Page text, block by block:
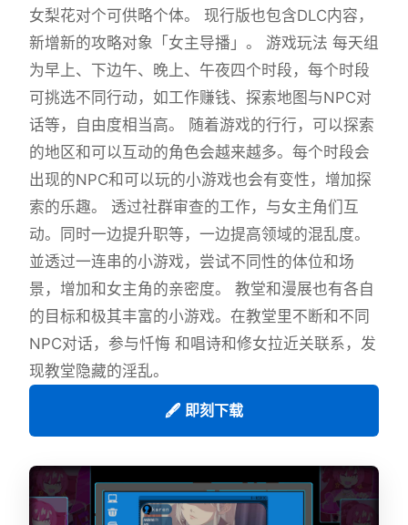
女梨花对个可供略个体。 现行版也包含DLC内容，
新增新的攻略对象「女主导播」。 游戏玩法 每天组
为早上、下边午、晚上、午夜四个时段，每个时段
可挑选不同行动，如工作赚钱、探索地图与NPC对
话等，自由度相当高。 随着游戏的行行，可以探索
的地区和可以互动的角色会越来越多。每个时段会
出现的NPC和可以玩的小游戏也会有变性，增加探
索的乐趣。 透过社群审查的工作，与女主角们互
动。同时一边提升职等，一边提高领域的混乱度。
並透过一连串的小游戏，尝试不同性的体位和场
景，增加和女主角的亲密度。 教堂和漫展也有各自
的目标和极其丰富的小游戏。在教堂里不断和不同
NPC对话，参与忏悔 和唱诗和修女拉近关联系，发
现教堂隐藏的淫乱。
🖋️ 即刻下载